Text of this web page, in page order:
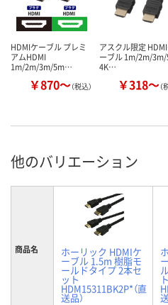
HDMIケーブル プレミ
アムHDMI
1m/2m/3m/5m…
￥870～（税込）
アスクル限定
ーブル 1m/2m/
4K…
￥318～（
他のバリエーション
商品名 ホーリック HDMIケ
ーブル 1.5m 樹脂モ
ールドタイプ 2本セ
ット
HDM15311BK2P*（直
送品）
ト